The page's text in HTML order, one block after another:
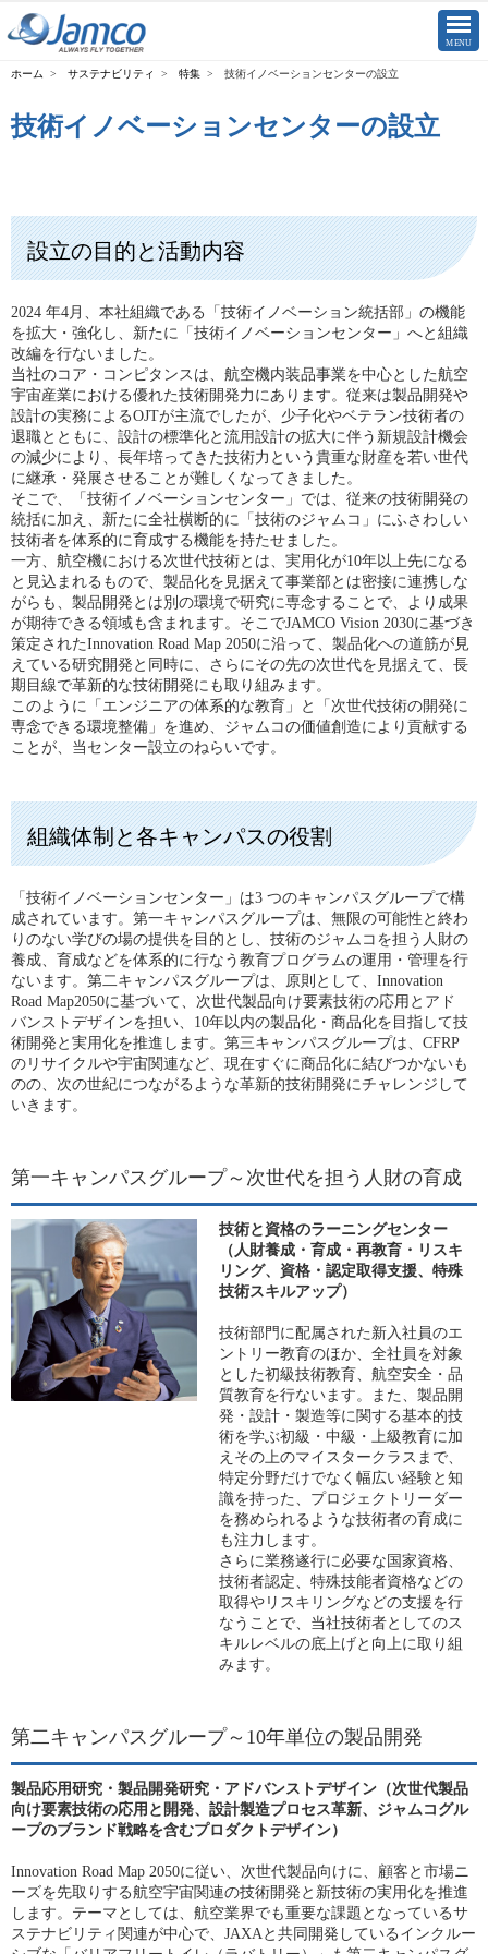
CLOSE
MENU
サステナビリティ 特集 技術イノベーションセンターの設立
技術イノベーションセンターの設立
設立の目的と活動内容
2024 年4月、本社組織である「技術イノベーション統括部」の機能
を拡大・強化し、新たに「技術イノベーションセンター」へと組織
改編を行ないました。
当社のコア・コンピタンスは、航空機内装品事業を中心とした航空
宇宙産業における優れた技術開発力にあります。従来は製品開発や
設計の実務によるOJTが主流でしたが、少子化やベテラン技術者の
退職とともに、設計の標準化と流用設計の拡大に伴う新規設計機会
の減少により、長年培ってきた技術力という貴重な財産を若い世代
に継承・発展させることが難しくなってきました。
そこで、「技術イノベーションセンター」では、従来の技術開発の
統括に加え、新たに全社横断的に「技術のジャムコ」にふさわしい
技術者を体系的に育成する機能を持たせました。
一方、航空機における次世代技術とは、実用化が10年以上先になる
と見込まれるもので、製品化を見据えて事業部とは密接に連携しな
がらも、製品開発とは別の環境で研究に専念することで、より成果
が期待できる領域も含まれます。そこでJAMCO Vision 2030に基づき
策定されたInnovation Road Map 2050に沿って、製品化への道筋が見
えている研究開発と同時に、さらにその先の次世代を見据えて、長
期目線で革新的な技術開発にも取り組みます。
このように「エンジニアの体系的な教育」と「次世代技術の開発に
専念できる環境整備」を進め、ジャムコの価値創造により貢献する
ことが、当センター設立のねらいです。
組織体制と各キャンパスの役割
「技術イノベーションセンター」は3 つのキャンパスグループで構
成されています。第一キャンパスグループは、無限の可能性と終わ
りのない学びの場の提供を目的とし、技術のジャムコを担う人財の
養成、育成などを体系的に行なう教育プログラムの運用・管理を行
ないます。第二キャンパスグループは、原則として、Innovation
Road Map2050に基づいて、次世代製品向け要素技術の応用とアド
バンストデザインを担い、10年以内の製品化・商品化を目指して技
術開発と実用化を推進します。第三キャンパスグループは、CFRP
のリサイクルや宇宙関連など、現在すぐに商品化に結びつかないも
のの、次の世紀につながるような革新的技術開発にチャレンジして
いきます。
第一キャンパスグループ～次世代を担う人財の育成
技術と資格のラーニングセンター
（人財養成・育成・再教育・リスキ
リング、資格・認定取得支援、特殊
技術スキルアップ）
技術部門に配属された新入社員のエ
ントリー教育のほか、全社員を対象
とした初級技術教育、航空安全・品
質教育を行ないます。また、製品開
発・設計・製造等に関する基本的技
術を学ぶ初級・中級・上級教育に加
えその上のマイスタークラスまで、
特定分野だけでなく幅広い経験と知
識を持った、プロジェクトリーダー
を務められるような技術者の育成に
も注力します。
さらに業務遂行に必要な国家資格、
技術者認定、特殊技能者資格などの
取得やリスキリングなどの支援を行
なうことで、当社技術者としてのス
キルレベルの底上げと向上に取り組
みます。
第二キャンパスグループ～10年単位の製品開発
製品応用研究・製品開発研究・アドバンストデザイン（次世代製品
向け要素技術の応用と開発、設計製造プロセス革新、ジャムコグル
ープのブランド戦略を含むプロダクトデザイン）
Innovation Road Map 2050に従い、次世代製品向けに、顧客と市場ニ
ーズを先取りする航空宇宙関連の技術開発と新技術の実用化を推進
します。テーマとしては、航空業界でも重要な課題となっているサ
ステナビリティ関連が中心で、JAXAと共同開発しているインクルー